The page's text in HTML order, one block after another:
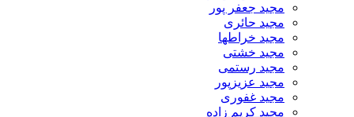
مجید جعفر پور
مجید حائری
مجید خراطها
مجید خشتی
مجید رستمی
مجید عزیزپور
مجید غفوری
مجید کریم زاده